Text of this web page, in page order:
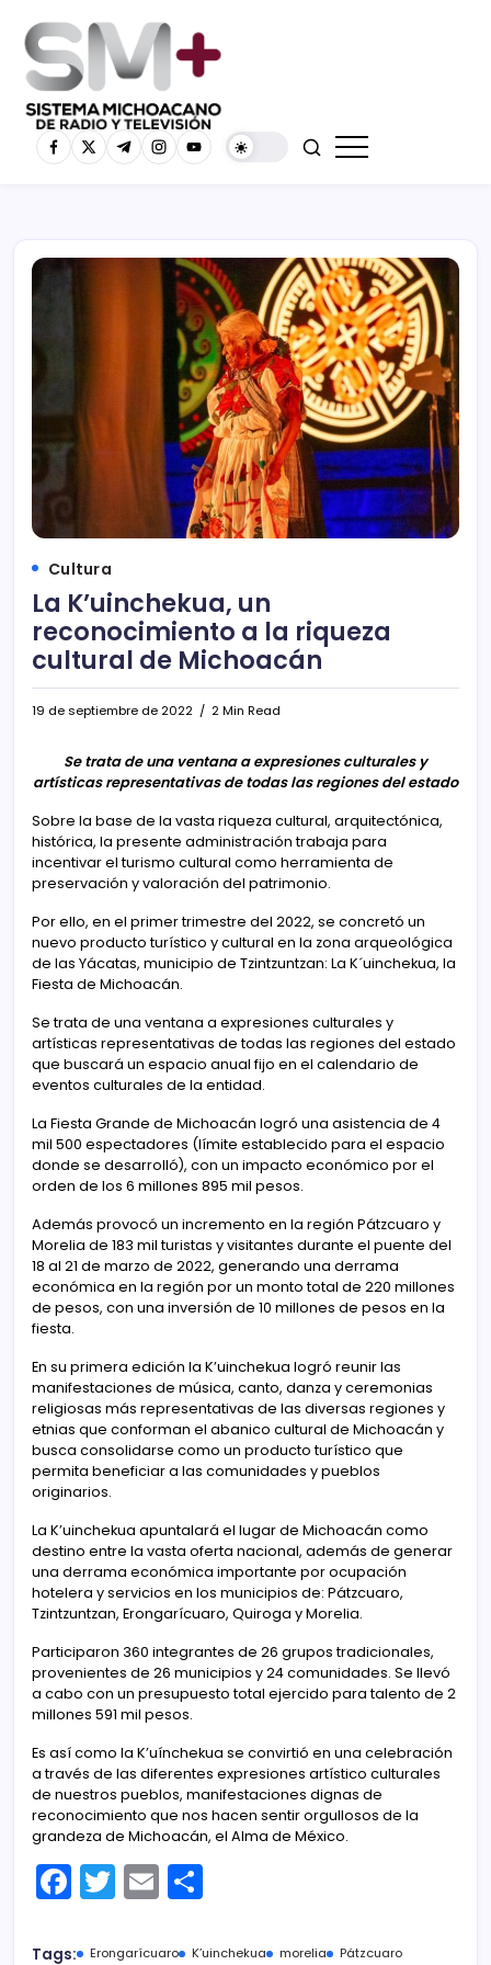
Cultura
La K’uinchekua, un
reconocimiento a la riqueza
cultural de Michoacán
19 de septiembre de 2022 2 Min Read
Se trata de una ventana a expresiones culturales y
artísticas representativas de todas las regiones del estado
Sobre la base de la vasta riqueza cultural, arquitectónica,
histórica, la presente administración trabaja para
incentivar el turismo cultural como herramienta de
preservación y valoración del patrimonio.
Por ello, en el primer trimestre del 2022, se concretó un
nuevo producto turístico y cultural en la zona arqueológica
de las Yácatas, municipio de Tzintzuntzan: La K´uinchekua, la
Fiesta de Michoacán.
Se trata de una ventana a expresiones culturales y
artísticas representativas de todas las regiones del estado
que buscará un espacio anual fijo en el calendario de
eventos culturales de la entidad.
La Fiesta Grande de Michoacán logró una asistencia de 4
mil 500 espectadores (límite establecido para el espacio
donde se desarrolló), con un impacto económico por el
orden de los 6 millones 895 mil pesos.
Además provocó un incremento en la región Pátzcuaro y
Morelia de 183 mil turistas y visitantes durante el puente del
18 al 21 de marzo de 2022, generando una derrama
económica en la región por un monto total de 220 millones
de pesos, con una inversión de 10 millones de pesos en la
fiesta.
En su primera edición la K’uinchekua logró reunir las
manifestaciones de música, canto, danza y ceremonias
religiosas más representativas de las diversas regiones y
etnias que conforman el abanico cultural de Michoacán y
busca consolidarse como un producto turístico que
permita beneficiar a las comunidades y pueblos
originarios.
La K’uinchekua apuntalará el lugar de Michoacán como
destino entre la vasta oferta nacional, además de generar
una derrama económica importante por ocupación
hotelera y servicios en los municipios de: Pátzcuaro,
Tzintzuntzan, Erongarícuaro, Quiroga y Morelia.
Participaron 360 integrantes de 26 grupos tradicionales,
provenientes de 26 municipios y 24 comunidades. Se llevó
a cabo con un presupuesto total ejercido para talento de 2
millones 591 mil pesos.
Es así como la K’uínchekua se convirtió en una celebración
a través de las diferentes expresiones artístico culturales
de nuestros pueblos, manifestaciones dignas de
reconocimiento que nos hacen sentir orgullosos de la
grandeza de Michoacán, el Alma de México.
F
a
c
T
w
itt
E
m
ai m
Tags: Erongarícuaro K’uinchekua morelia
Pátzcuaro